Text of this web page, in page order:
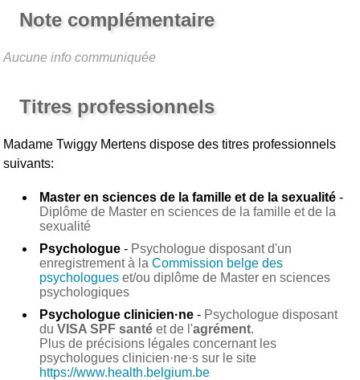
Note complémentaire
Aucune info communiquée
Titres professionnels
Madame Twiggy Mertens dispose des titres professionnels
suivants:
Master en sciences de la famille et de la sexualité -
Diplôme de Master en sciences de la famille et de la
sexualité
Psychologue - Psychologue disposant d'un
enregistrement à laCommission belge des
psychologues et/ou diplôme de Master en sciences
psychologiques
Psychologue clinicien·ne - Psychologue disposant
duVISA SPF santé et de l'agrément.
Plus de précisions légales concernant les
psychologues clinicien·ne·s sur le site
https://www.health.belgium.be